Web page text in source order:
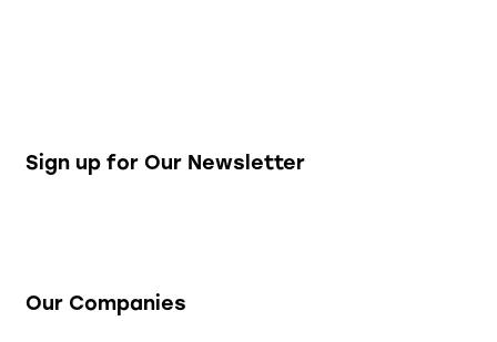
Sign up for Our Newsletter
Our Companies